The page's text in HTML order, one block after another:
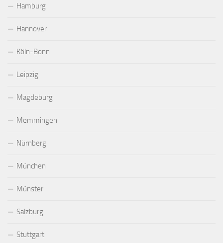
Hamburg
Hannover
Köln-Bonn
Leipzig
Magdeburg
Memmingen
Nürnberg
München
Münster
Salzburg
Stuttgart